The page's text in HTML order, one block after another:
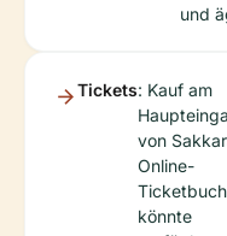
und
Tickets: Kauf am
von
Online-
könnte